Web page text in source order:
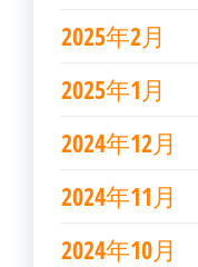
2025年2月
2025年1月
2024年12月
2024年11月
2024年10月